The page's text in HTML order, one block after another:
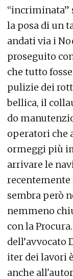
“incriminata”
la posa di un
andati via i
proseguito
che tutto
pulizie dei
bellica, il
do
operatori che
ormeggi più
arrivare le
recentemente
sembra però
nemmeno
con la
dell’avvocato
iter dei lavori
anche